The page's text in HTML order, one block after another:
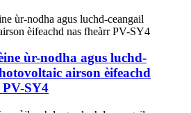
ùr-nodha agus luchd-
airson èifeachd
SY4